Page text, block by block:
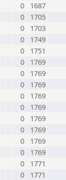
0
1687
0
1705
0
1703
0
1749
0
1751
0
1769
0
1769
0
1769
0
1769
0
1769
0
1769
0
1769
0
1769
0
1769
0
1771
0
1771